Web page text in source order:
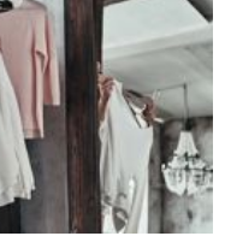
2026
ოცნება” ხელს
ქსელების
გაფართოებას, თუმცა
უყენებს
- ჯო უილსონი